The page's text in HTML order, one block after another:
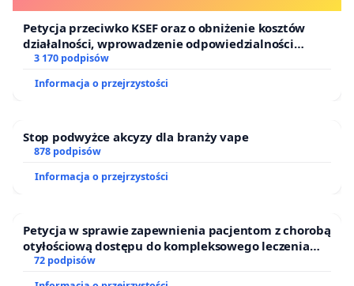
Petycja przeciwko KSEF oraz o obniżenie kosztów
działalności, wprowadzenie odpowiedzialności
finansowej kluczowych urzędników i sędziów
3 170 podpisów
Informacja o przejrzystości
Stop podwyżce akcyzy dla branży vape
878 podpisów
Informacja o przejrzystości
Petycja w sprawie zapewnienia pacjentom z chorobą
otyłościową dostępu do kompleksowego leczenia
oraz programów profilaktycznych.
72 podpisów